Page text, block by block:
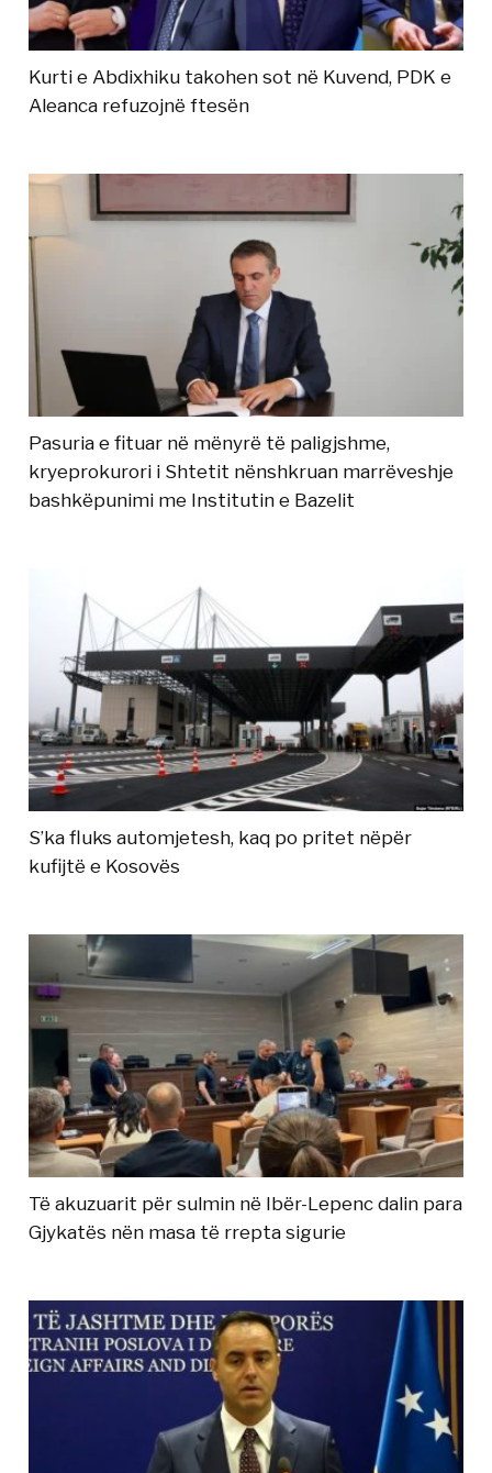
Kurti e Abdixhiku takohen sot në Kuvend, PDK e
Aleanca refuzojnë ftesën
Pasuria e fituar në mënyrë të paligjshme,
kryeprokurori i Shtetit nënshkruan marrëveshje
bashkëpunimi me Institutin e Bazelit
S’ka fluks automjetesh, kaq po pritet nëpër
kufijtë e Kosovës
Të akuzuarit për sulmin në Ibër-Lepenc dalin para
Gjykatës nën masa të rrepta sigurie